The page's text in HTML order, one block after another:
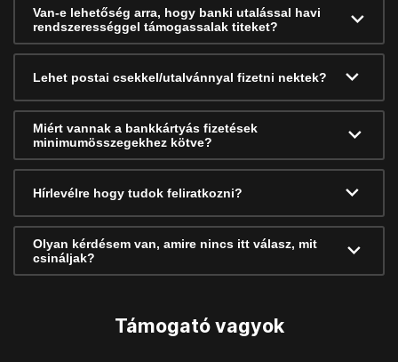
Van-e lehetőség arra, hogy banki utalással havi
rendszerességgel támogassalak titeket?
Lehet postai csekkel/utalvánnyal fizetni nektek?
Miért vannak a bankkártyás fizetések
minimumösszegekhez kötve?
Hírlevélre hogy tudok feliratkozni?
Olyan kérdésem van, amire nincs itt válasz, mit
csináljak?
Támogató vagyok